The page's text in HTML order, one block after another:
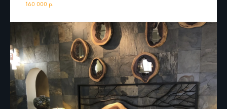
160 000 р.